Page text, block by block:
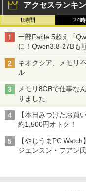
アクセスランキ
1時間 24
一部Fable 5超え「
に！Qwen3.8-27Bも
キオクシア、メモリ
ル
メモリ8GBで仕事な
りました
【本日みつけたお買
約1,500円オトク！
【やじうまPC Watch】
ジェンスン・フアン
～コース名を変更し